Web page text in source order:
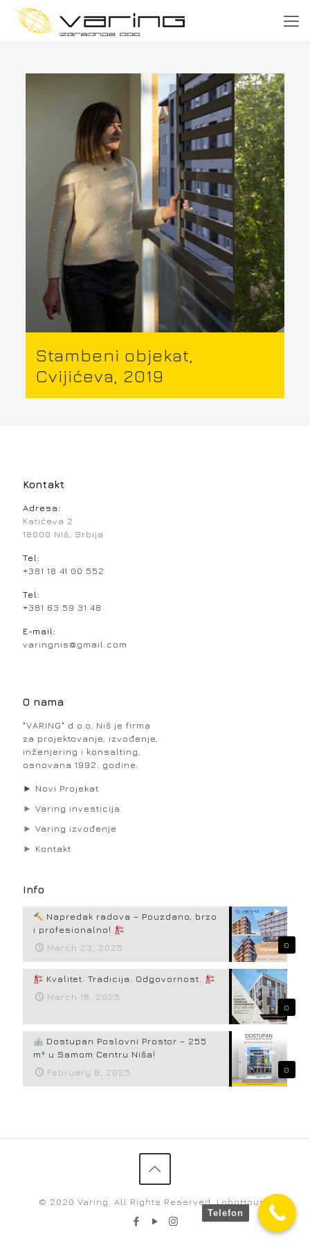
Stambeni objekat,
Cvijićeva, 2019
Kontakt
Adresa:
Katićeva 2
18000 Niš, Srbija
Tel:
+381 18 41 00 552
Tel:
+381 63 59 31 48
E-mail:
varingnis@gmail.com
O nama
"VARING" d.o.o. Niš je firma
za projektovanje, izvođenje,
inženjering i konsalting,
osnovana 1992. godine.
► Novi Projekat
► Varing investicija
► Varing izvođenje
► Kontakt
Info
0
Napredak radova – Pouzdano, brzo
i profesionalno!
March 23, 2025
0
Kvalitet. Tradicija. Odgovornost.
March 18, 2025
0
Dostupan Poslovni Prostor – 255
m² u Samom Centru Niša!
February 8, 2025
© 2020 Varing. All Rights Reserved. LoboHouse
Telefon